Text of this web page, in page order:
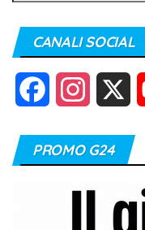
CANALI SOCIAL
c s
t
PROMO G24